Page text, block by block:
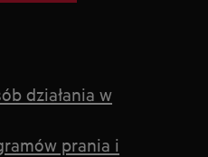
działania w
prania i